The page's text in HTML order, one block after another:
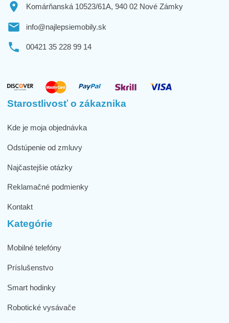
Komárňanská 10523/61A, 940 02 Nové Zámky
info@najlepsiemobily.sk
00421 35 228 99 14
Starostlivosť o zákaznika
Kde je moja objednávka
Odstúpenie od zmluvy
Najčastejšie otázky
Reklamačné podmienky
Kontakt
Kategórie
Mobilné telefóny
Príslušenstvo
Smart hodinky
Robotické vysávače